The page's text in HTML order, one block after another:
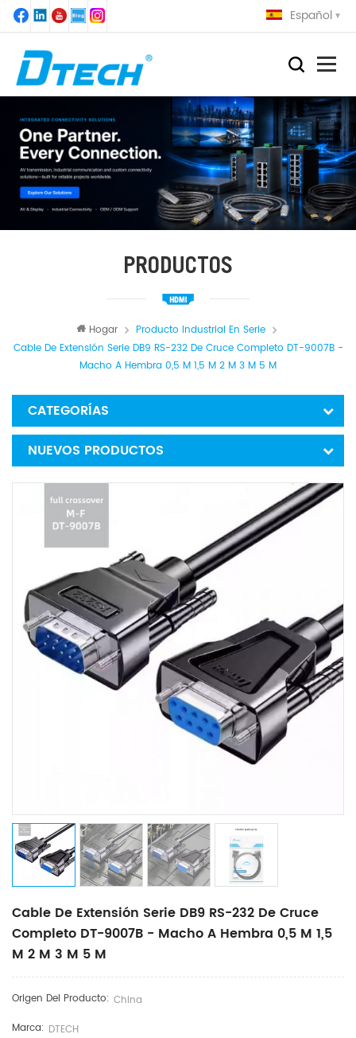
Español
PRODUCTOS
Hogar
Producto Industrial En Serie
Cable De Extensión Serie DB9 RS-232 De Cruce Completo DT-9007B -
Macho A Hembra 0,5 M 1,5 M 2 M 3 M 5 M
CATEGORÍAS
NUEVOS PRODUCTOS
Cable De Extensión Serie DB9 RS-232 De Cruce
Completo DT-9007B - Macho A Hembra 0,5 M 1,5
M 2 M 3 M 5 M
Origen Del Producto: China
Marca: DTECH